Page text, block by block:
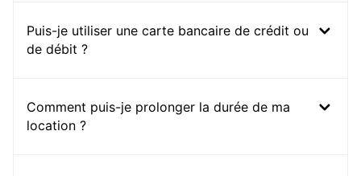
Puis-je utiliser une carte bancaire de crédit ou
de débit ?
Comment puis-je prolonger la durée de ma
location ?